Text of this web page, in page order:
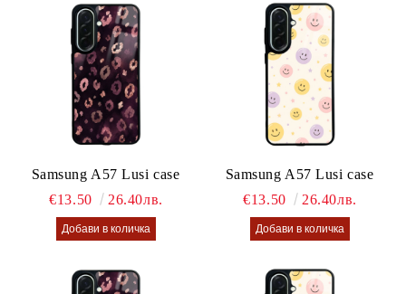
Samsung A57 Lusi case
€13.50
26.40лв.
Samsung A57 Lusi case
€13.50
26.40лв.